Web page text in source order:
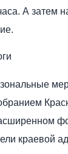
А затем
краевой